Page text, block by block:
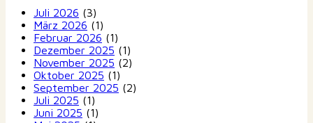
Juli 2026 (3)
März 2026 (1)
Februar 2026 (1)
Dezember 2025 (1)
November 2025 (2)
Oktober 2025 (1)
September 2025 (2)
Juli 2025 (1)
Juni 2025 (1)